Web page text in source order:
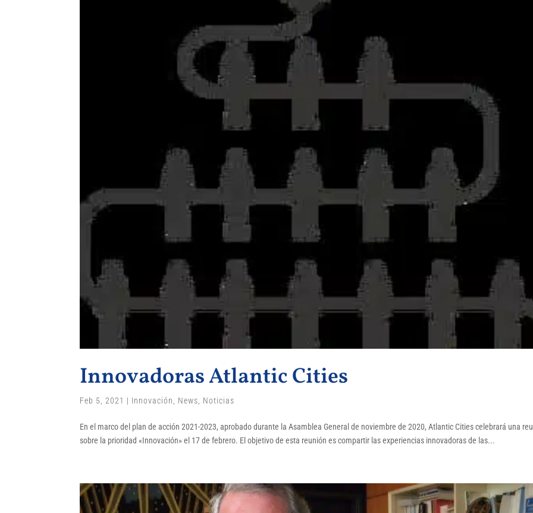
Innovadoras Atlantic Cities
Feb 5, 2021 | Innovación, News, Noticias
En el marco del plan de acción 2021-2023, aprobado durante la Asamblea General de noviembre de 2020, Atlantic Cities celebrará una
sobre la prioridad «Innovación» el 17 de febrero. El objetivo de esta reunión es compartir las experiencias innovadoras de las...